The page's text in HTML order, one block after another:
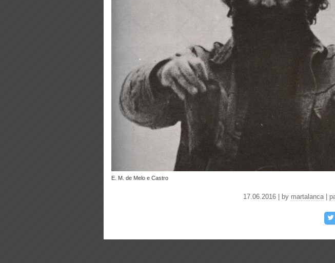
E. M. de Melo e Castro
17.06.2016 | by martalanca|